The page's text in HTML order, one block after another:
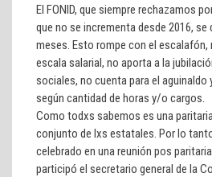
El FONID, que siempre rechazamos
que no se incrementa desde 2016,
meses. Esto rompe con el escalafón,
escala salarial, no aporta a la
sociales, no cuenta para el aguinaldo
según cantidad de horas y/o cargos.
Como todxs sabemos es una
conjunto de lxs estatales. Por lo
celebrado en una reunión pos
participó el secretario general de la